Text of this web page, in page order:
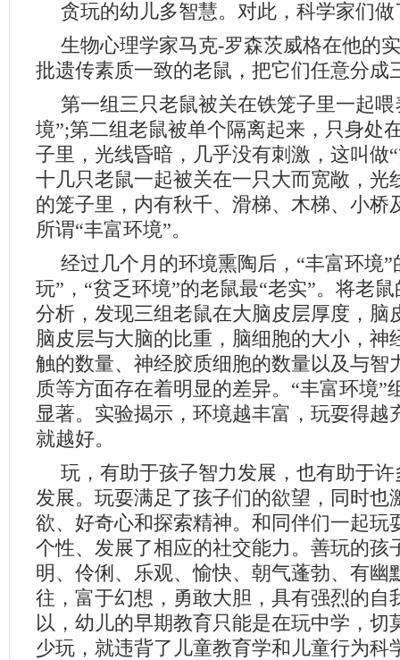
贪玩的幼儿多智慧。对此，科学家们
生物心理学家马克-罗森茨威格在他的
批遗传素质一致的老鼠，把它们任意分成
第一组三只老鼠被关在铁笼子里一起
境”;第二组老鼠被单个隔离起来，只身处
子里，光线昏暗，几乎没有刺激，这叫做
十几只老鼠一起被关在一只大而宽敞，光
的笼子里，内有秋千、滑梯、木梯、小桥
所谓“丰富环境”。
经过几个月的环境熏陶后，“丰富环境”
玩”，“贫乏环境”的老鼠最“老实”。将老
分析，发现三组老鼠在大脑皮层厚度，脑
脑皮层与大脑的比重，脑细胞的大小，神
触的数量、神经胶质细胞的数量以及与智
质等方面存在着明显的差异。“丰富环境”
显著。实验揭示，环境越丰富，玩耍得越
就越好。
玩，有助于孩子智力发展，也有助于
发展。玩耍满足了孩子们的欲望，同时也
欲、好奇心和探索精神。和同伴们一起玩
个性、发展了相应的社交能力。善玩的孩
明、伶俐、乐观、愉快、朝气蓬勃、有幽
往，富于幻想，勇敢大胆，具有强烈的自
以，幼儿的早期教育只能是在玩中学，切
少玩，就违背了儿童教育学和儿童行为科